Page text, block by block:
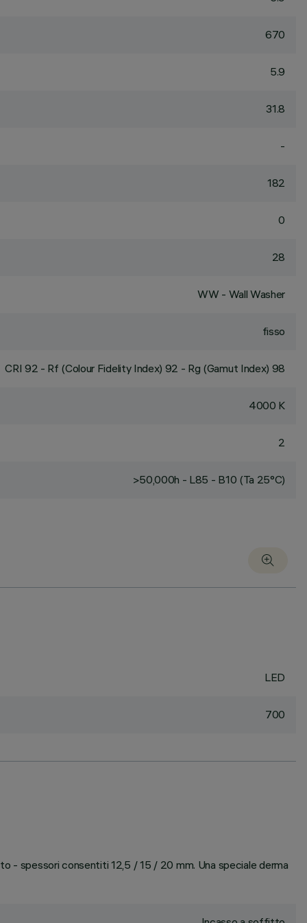
670
5.9
31.8
-
182
0
28
WW - Wall Washer
fisso
CRI 92 - Rf (Colour Fidelity Index) 92 - Rg (Gamut Index) 98
4000 K
2
>50,000h - L85 - B10 (Ta 25°C)
LED
700
spessori consentiti 12,5 / 15 / 20 mm. Una speciale derma